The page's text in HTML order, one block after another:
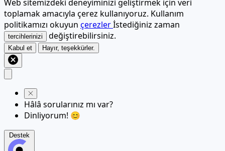
Web sitemizdeki deneyiminizi geliştirmek için veri
toplamak amacıyla çerez kullanıyoruz. Kullanım
politikamızı okuyun çerezlerİstediğiniz zaman
tercihlerinizi değiştirebilirsiniz.
Kabul et Hayır, teşekkürler.
Hâlâ sorularınız mı var?
Dinliyorum! 😊
Destek